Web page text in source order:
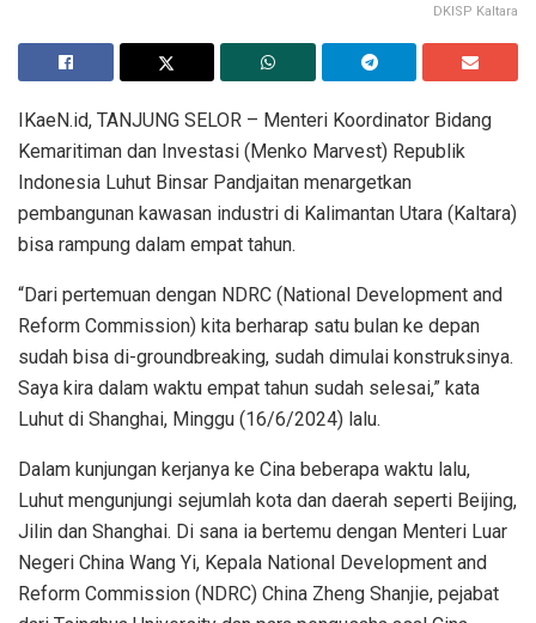
DKISP Kaltara
IKaeN.id, TANJUNG SELOR – Menteri Koordinator Bidang
Kemaritiman dan Investasi (Menko Marvest) Republik
Indonesia Luhut Binsar Pandjaitan menargetkan
pembangunan kawasan industri di Kalimantan Utara (Kaltara)
bisa rampung dalam empat tahun.
“Dari pertemuan dengan NDRC (National Development and
Reform Commission) kita berharap satu bulan ke depan
sudah bisa di-groundbreaking, sudah dimulai konstruksinya.
Saya kira dalam waktu empat tahun sudah selesai,” kata
Luhut di Shanghai, Minggu (16/6/2024) lalu.
Dalam kunjungan kerjanya ke Cina beberapa waktu lalu,
Luhut mengunjungi sejumlah kota dan daerah seperti Beijing,
Jilin dan Shanghai. Di sana ia bertemu dengan Menteri Luar
Negeri China Wang Yi, Kepala National Development and
Reform Commission (NDRC) China Zheng Shanjie, pejabat